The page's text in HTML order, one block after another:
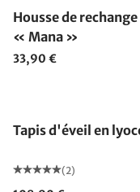
Housse de
« Mana »
33,90 €
Tapis d'éveil en
(2)